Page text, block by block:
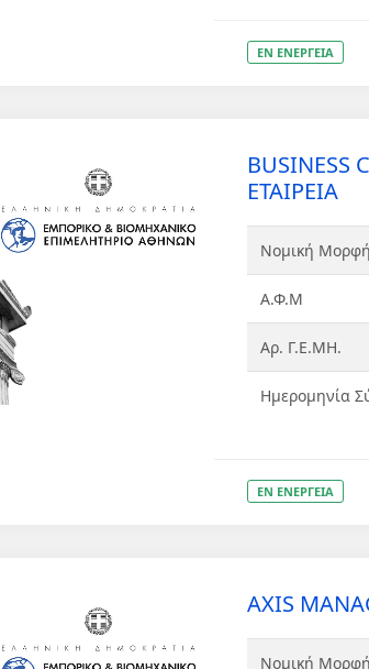
ΕΝ ΕΝΕΡΓΕΙΑ
BUSINESS
ΕΤΑΙΡΕΙΑ
Νομική Μορφή
Α.Φ.Μ
Αρ. Γ.Ε.ΜΗ.
Ημερομηνία
ΕΝ ΕΝΕΡΓΕΙΑ
AXIS
Νομική Μορφή